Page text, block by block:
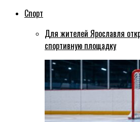
Спорт
Для жителей Ярославля
спортивную площадку